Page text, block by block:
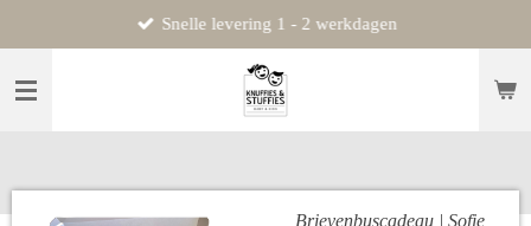
direct
naar
Snelle levering 1 - 2 werkdagen
Brievenbuscadeau | Sofie